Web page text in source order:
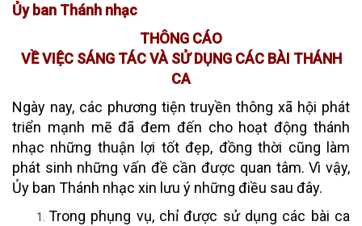
Ủy ban Thánh nhạc
THÔNG CÁO
VỀ VIỆC SÁNG TÁC VÀ SỬ DỤNG CÁC BÀI THÁNH
CA
Ngày nay, các phương tiện truyền thông xã hội phát
triển mạnh mẽ đã đem đến cho hoạt động thánh
nhạc những thuận lợi tốt đẹp, đồng thời cũng làm
phát sinh những vấn đề cần được quan tâm. Vì vậy,
Ủy ban Thánh nhạc xin lưu ý những điều sau đây.
Trong phụng vụ, chỉ được sử dụng các bài ca